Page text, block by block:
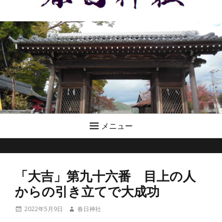
メニュー
「大吉」第九十六番 目上の人
からの引き立てで大成功
投 2022年5月9日
投 春日神社